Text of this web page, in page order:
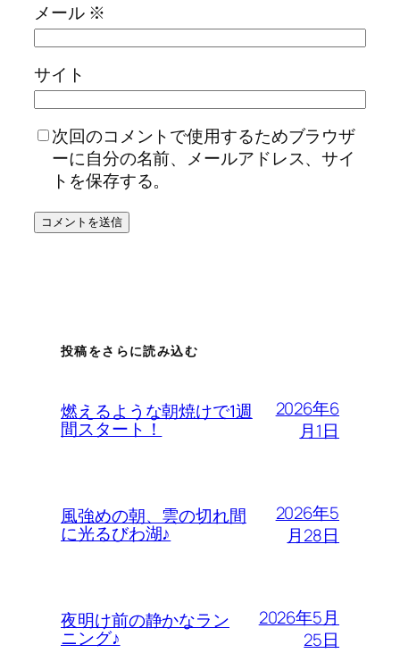
メール ※
サイト
次回のコメントで使用するためブラウザ
ーに自分の名前、メールアドレス、サイ
トを保存する。
投稿をさらに読み込む
燃えるような朝焼けで1週
間スタート！
2026年6
月1日
風強めの朝、雲の切れ間
に光るびわ湖♪
2026年5
月28日
夜明け前の静かなラン
ニング♪
2026年5月
25日